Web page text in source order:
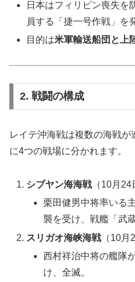
日本はフィリピン喪失を
員する「捷一号作戦」を
目的は米軍輸送船団と上
2. 戦闘の構成
レイテ沖海戦は複数の海戦
に4つの戦場に分かれます。
シブヤン海海戦（10月24
栗田健男中将率いる
襲を受け、戦艦「武
スリガオ海峡海戦（10月
西村祥治中将の艦隊
け、全滅。